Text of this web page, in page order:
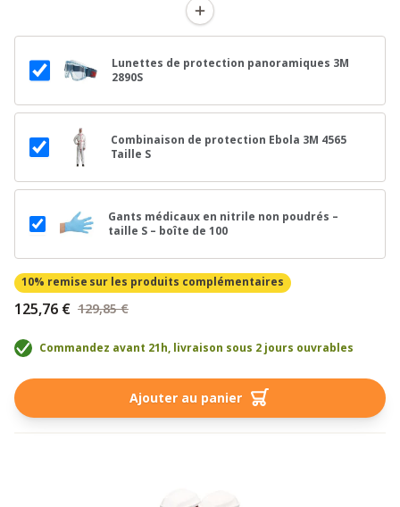
Lunettes de protection panoramiques 3M
2890S
Combinaison de protection Ebola 3M 4565
Taille S
Gants médicaux en nitrile non poudrés –
taille S – boîte de 100
10% remise sur les produits complémentaires
125,76 € 129,85 €
Commandez avant 21h, livraison sous 2 jours ouvrables
Ajouter au panier